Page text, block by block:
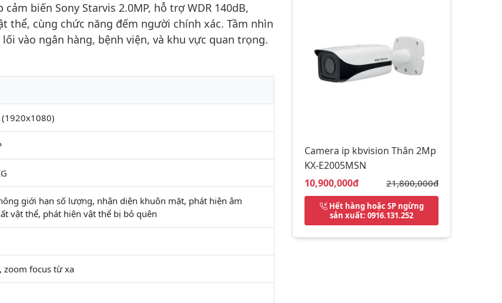
cảm biến Sony Starvis 2.0MP, hỗ trợ WDR 140dB,
thể, cùng chức năng đếm người chính xác. Tầm nhìn
vào ngân hàng, bệnh viện, và khu vực quan trọng.
(1920x1080)
giới hạn số lượng, nhận diện khuôn mặt, phát hiện âm
vật thể, phát hiện vật thể bị bỏ quên
focus từ xa
Camera ip kbvision Thân 2Mp
KX-E2005MSN
Giá bán:
10,900,000đ Giá gốc:
21,800,000đ
Hết hàng hoặc SP ngừng
sản xuất: 0916.131.252